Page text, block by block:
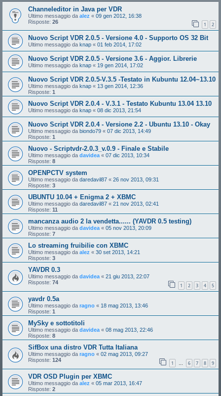
Channeleditor in Java per VDR
Ultimo messaggio da alez « 09 gen 2012, 16:38
Risposte: 26 1 2
Nuovo Script VDR 2.0.5 - Versione 4.0 - Supporto OS 32 Bit
Ultimo messaggio da knap « 01 feb 2014, 17:02
Nuovo Script VDR 2.0.5 - Versione 3.6 - Aggior. Librerie
Ultimo messaggio da knap « 19 gen 2014, 17:02
Nuovo Script VDR 2.0.5-V.3.5 -Testato in Kubuntu 12.04~13.10
Ultimo messaggio da knap « 13 gen 2014, 12:36
Risposte: 1
Nuovo Script VDR 2.0.4 - V.3.1 - Testato Kubuntu 13.04 13.10
Ultimo messaggio da knap « 08 dic 2013, 21:54
Nuovo Script VDR 2.0.4 - Versione 2.2 - Ubuntu 13.10 - Okay
Ultimo messaggio da biondo79 « 07 dic 2013, 14:49
Risposte: 1
Nuovo - Scriptvdr-2.0.3_v.0.9 - Finale e Stabile
Ultimo messaggio da davidea « 07 dic 2013, 10:34
Risposte: 8
OPENPCTV system
Ultimo messaggio da daredavil87 « 26 nov 2013, 09:31
Risposte: 3
UBUNTU 10.04 + Enigma 2 + XBMC
Ultimo messaggio da daredavil87 « 21 nov 2013, 02:41
Risposte: 11
mancanza audio 2 la vendetta...... (YAVDR 0.5 testing)
Ultimo messaggio da davidea « 05 nov 2013, 20:09
Risposte: 7
Lo streaming fruibilie con XBMC
Ultimo messaggio da alez « 30 set 2013, 14:21
Risposte: 3
YAVDR 0.3
Ultimo messaggio da davidea « 21 giu 2013, 22:07
Risposte: 74 1 2 3 4 5
yavdr 0.5a
Ultimo messaggio da ragno « 18 mag 2013, 13:46
Risposte: 1
MySky e sottotitoli
Ultimo messaggio da davidea « 08 mag 2013, 22:46
Risposte: 8
SifBox una distro VDR Tutta Italiana
Ultimo messaggio da ragno « 02 mag 2013, 09:27
Risposte: 124 1 … 6 7 8 9
VDR OSD Plugin per XBMC
Ultimo messaggio da alez « 05 mar 2013, 16:47
Risposte: 2